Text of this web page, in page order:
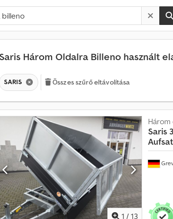
Saris Három Oldalra Billeno használt
SARIS Összes szűrő eltávolítása
1 / 13
Saris